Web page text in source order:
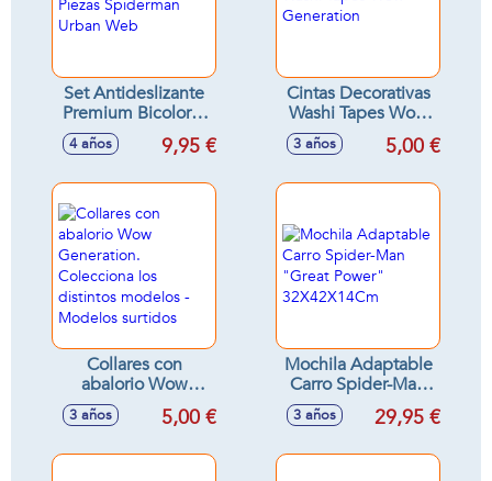
Set Antideslizante
Premium Bicolor 3
Piezas Spiderman
Urban Web
4 años 9,95 €
Cintas Decorativas
Washi Tapes Wow
Generation
3 años 5,00 €
Collares con
abalorio Wow
Generation.
Colecciona los
3 años 5,00 €
Mochila Adaptable
Carro Spider-Man
"Great Power"
32X42X14Cm
3 años 29,95 €